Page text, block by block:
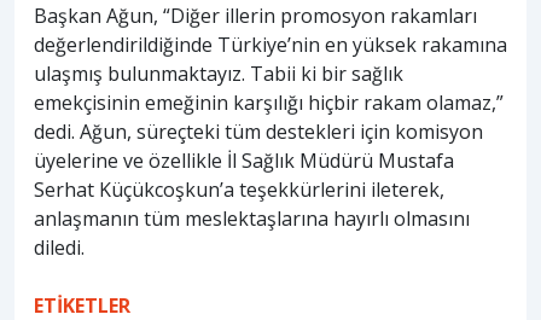
Başkan Ağun, “Diğer illerin promosyon rakamları
değerlendirildiğinde Türkiye’nin en yüksek rakamına
ulaşmış bulunmaktayız. Tabii ki bir sağlık
emekçisinin emeğinin karşılığı hiçbir rakam olamaz,”
dedi. Ağun, süreçteki tüm destekleri için komisyon
üyelerine ve özellikle İl Sağlık Müdürü Mustafa
Serhat Küçükcoşkun’a teşekkürlerini ileterek,
anlaşmanın tüm meslektaşlarına hayırlı olmasını
diledi.
ETİKETLER